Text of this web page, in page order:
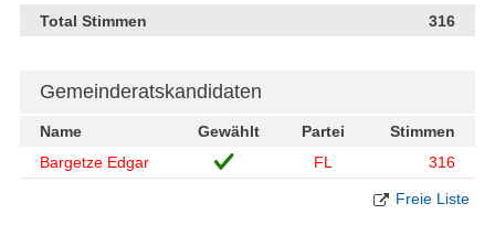
Total Stimmen
316
Gemeinderatskandidaten
Name Gewählt Partei
Stimmen
Bargetze Edgar
FL 316
Freie Liste